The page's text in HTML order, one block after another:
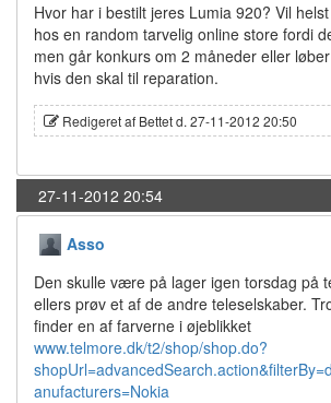
Hvor har i bestilt jeres Lumia 920? Vil
hos en random tarvelig online store fordi
men går konkurs om 2 måneder eller
hvis den skal til reparation.
Redigeret af Bettet d. 27-11-2012 20:50
27-11-2012 20:54
Asso
Den skulle være på lager igen torsdag på
ellers prøv et af de andre teleselskaber.
finder en af farverne i øjeblikket
www.telmore.dk/t2/shop/shop.do?
anufacturers=Nokia